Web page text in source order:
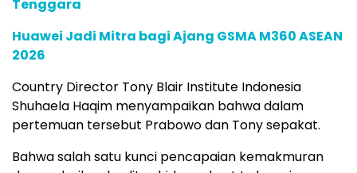
Tenggara
Huawei Jadi Mitra bagi Ajang GSMA M360 ASEAN
2026
Country Director Tony Blair Institute Indonesia
Shuhaela Haqim menyampaikan bahwa dalam
pertemuan tersebut Prabowo dan Tony sepakat.
Bahwa salah satu kunci pencapaian kemakmuran